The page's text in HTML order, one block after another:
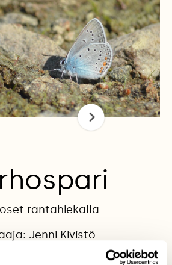
rantahiekalla
Jenni Kivistö